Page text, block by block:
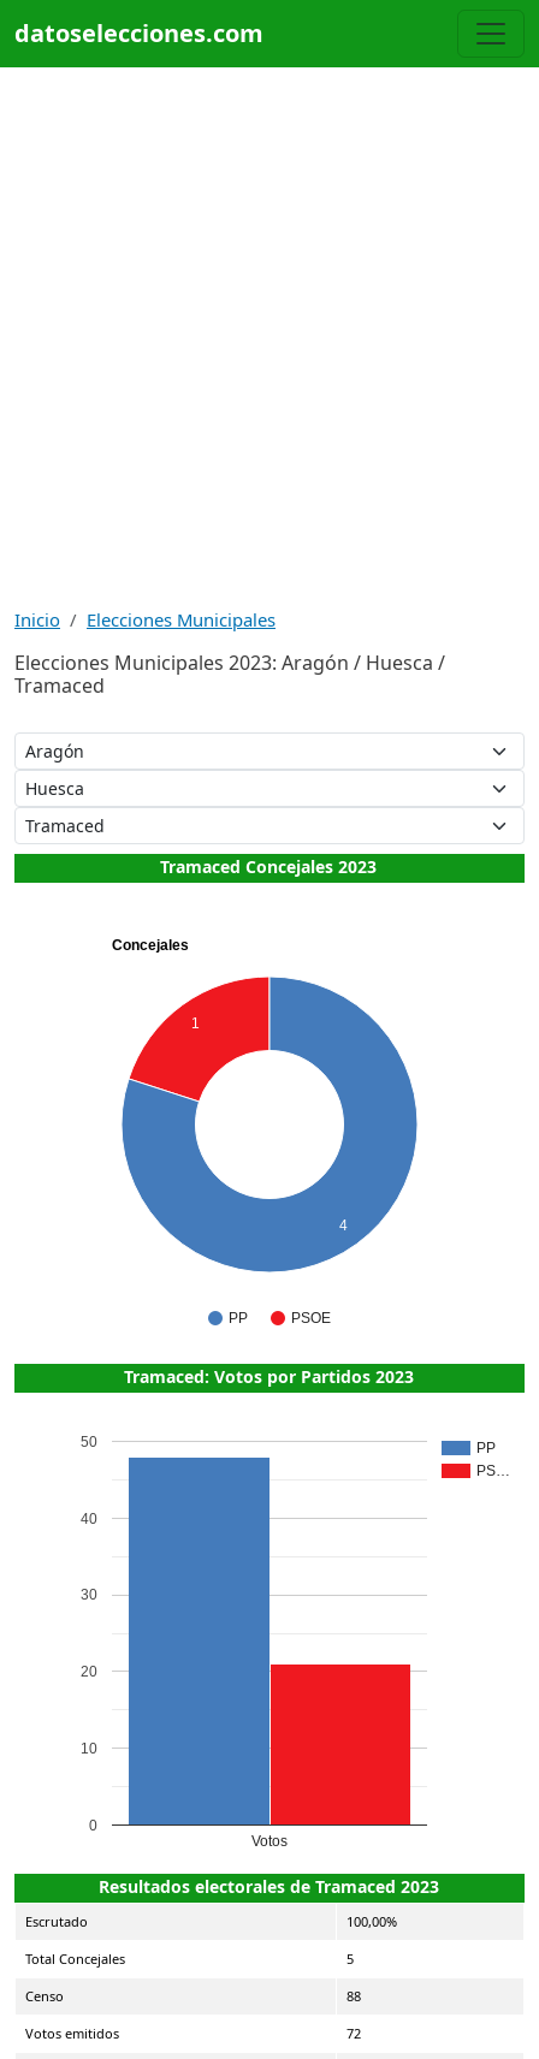
datoselecciones.com
Inicio Elecciones Municipales
Elecciones Municipales 2023: Aragón / Huesca /
Tramaced
Tramaced Concejales 2023
Concejales
PP PSOE
1
4
Tramaced: Votos por Partidos 2023
PP
PS…
Votos
0
10
20
30
40
50
Resultados electorales de Tramaced 2023
Escrutado 100,00%
Total Concejales 5
Censo 88
Votos emitidos 72